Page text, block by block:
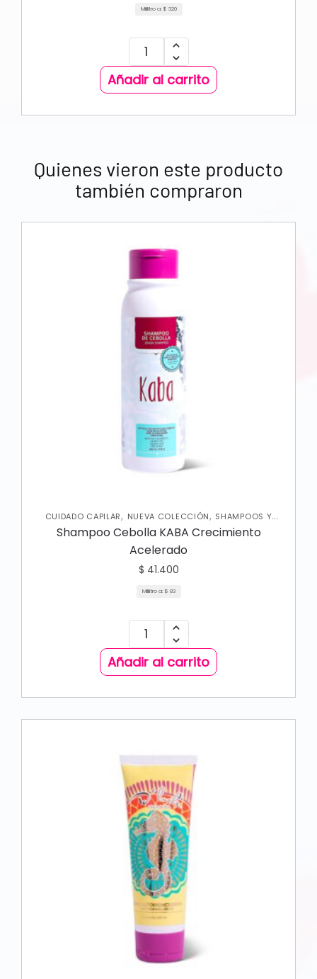
Mililitro a: $ 320
Añadir al carrito
Quienes vieron este producto
también compraron
CUIDADO CAPILAR, NUEVA COLECCIÓN, SHAMPOOS Y
ACONDICIONADORES
Shampoo Cebolla KABA Crecimiento
Acelerado
$ 41.400
Mililitro a: $ 83
Añadir al carrito